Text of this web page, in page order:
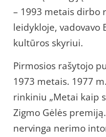
– 1993 metais dirbo
leidykloje, vadovavo
kultūros skyriui.
Pirmosios rašytojo
1973 metais. 1977
rinkiniu „Metai kaip
Zigmo Gėlės
nervinga nerimo